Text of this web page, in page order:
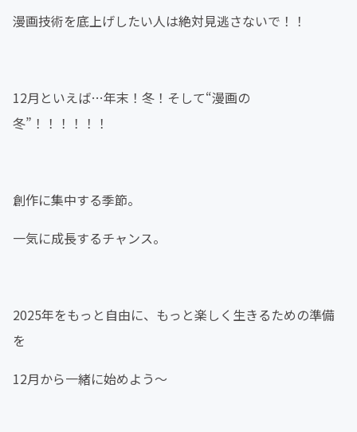
漫画技術を底上げしたい人は絶対見逃さないで！！
12月といえば…年末！冬！そして“漫画の
冬”！！！！！！
創作に集中する季節。
一気に成長するチャンス。
2025年をもっと自由に、もっと楽しく生きるための準備
を
12月から一緒に始めよう〜